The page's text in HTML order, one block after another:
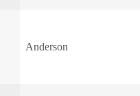
Anderson